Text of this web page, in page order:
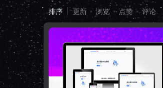
排序 更新 浏览 点赞 评论